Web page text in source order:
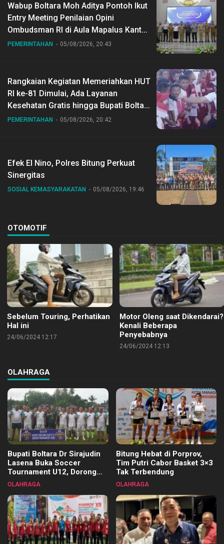
Wabup Boltara Moh Aditya Pontoh Ikut
Entry Meeting Penilaian Opini
Ombudsman RI di Aula Mapalus Kantur
Gubernur Sulut
PEMERINTAHAN 05/08/2026, 20:43
Rangkaian Kegiatan Memeriahkan HUT
RI ke-81 Dimulai, Ada Layanan
Kesehatan Gratis hingga Bupati Boltara
Dr Sirajudin Lasena Ikut Jalan Sehat
PEMERINTAHAN 05/08/2026, 20:42
Efek El Nino, Polres Bitung Perkuat
Sinergitas
SOSIAL KEMASYARAKATAN 05/08/2026, 19:46
OTOMOTIF
Sebelum Touring, Perhatikan
Hal ini
24/06/2024 12:17
Motor Oleng saat Dikendarai?
Kenali Beberapa
Penyebabnya
24/06/2024 12:13
OLAHRAGA
Bupati Boltara Dr Sirajudin
Lasena Buka Soccer
Tournament U12, Dorong
Pembinaan Merata di Setiap
OLAHRAGA
Bitung Hebat di Porprov,
Tim Putri Cabor Basket 3×3
Tak Terbendung
OLAHRAGA